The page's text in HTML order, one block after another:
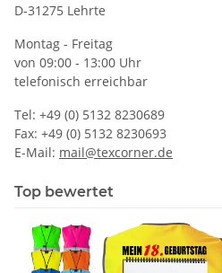
D-31275 Lehrte
Montag - Freitag
von 09:00 - 13:00 Uhr
telefonisch erreichbar
Tel: +49 (0) 5132 8230689
Fax: +49 (0) 5132 8230693
E-Mail: mail@texcorner.de
Top bewertet